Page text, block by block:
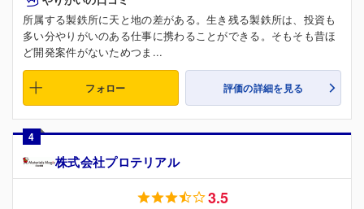
所属する製鉄所に天と地の差がある。生き残る製鉄所は、投資も
多い分やりがいのある仕事に携わることができる。そもそも昔ほ
ど開発案件がないためつま...
フォロー 評価の詳細を見る
4
株式会社プロテリアル
3.5